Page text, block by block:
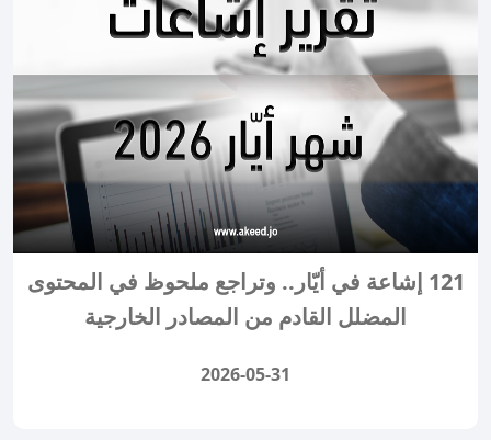
121 إشاعة في أيّار.. وتراجع ملحوظ في المحتوى
المضلل القادم من المصادر الخارجية
2026-05-31